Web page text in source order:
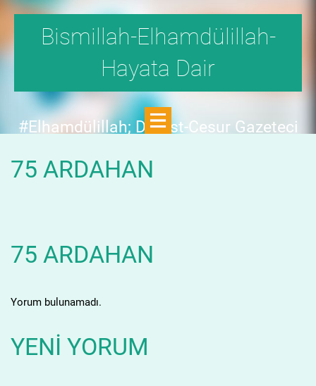
Bismillah-Elhamdülillah-
Hayata Dair
#Elhamdülillah; Dürüst-Cesur Gazeteci
Dergisi,fetö tehlikesini SAYFA SAYFA
75 ARDAHAN
75 ARDAHAN
Yorum bulunamadı.
YENI YORUM